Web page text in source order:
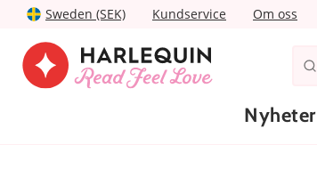
Sweden (SEK) Kundservice Om oss
Nyheter